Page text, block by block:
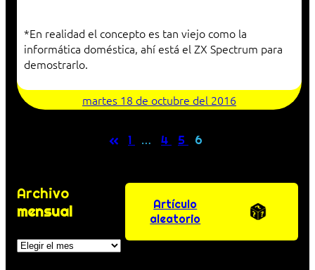
*En realidad el concepto es tan viejo como la
informática doméstica, ahí está el ZX Spectrum para
demostrarlo.
martes 18 de octubre del 2016
« 1 … 4 5 6
Archivo
mensual
Archivos
Artículo
aleatorio